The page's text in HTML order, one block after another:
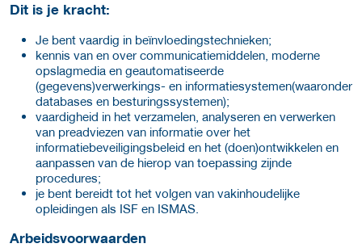
Dit is je kracht:
Je bent vaardig in beïnvloedingstechnieken;
kennis van en over communicatiemiddelen, moderne
opslagmedia en geautomatiseerde
(gegevens)verwerkings- en informatiesystemen(waaronder
databases en besturingssystemen);
vaardigheid in het verzamelen, analyseren en verwerken
van preadviezen van informatie over het
informatiebeveiligingsbeleid en het (doen)ontwikkelen en
aanpassen van de hierop van toepassing zijnde
procedures;
je bent bereidt tot het volgen van vakinhoudelijke
opleidingen als ISF en ISMAS.
Arbeids­voorwaarden